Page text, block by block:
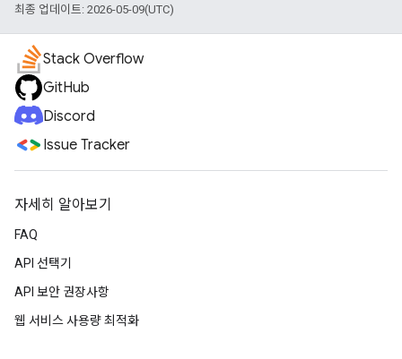
최종 업데이트: 2026-05-09(UTC)
Stack Overflow
GitHub
Discord
Issue Tracker
자세히 알아보기
FAQ
API 선택기
API 보안 권장사항
웹 서비스 사용량 최적화